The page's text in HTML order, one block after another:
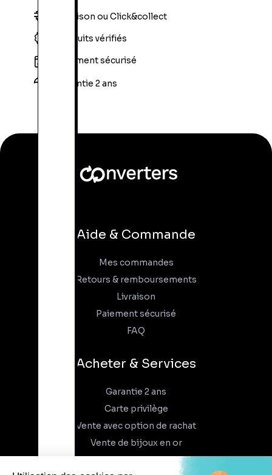
Livraison ou Click&collect
Produits vérifiés
Paiement sécurisé
Garantie 2 ans
Aide & Commande
Mes commandes
Retours & remboursements
Livraison
Paiement sécurisé
FAQ
Acheter & Services
Garantie 2 ans
Carte privilège
Vente avec option de rachat
Vente de bijoux en or